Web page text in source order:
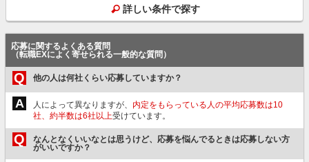
詳しい条件で探す
応募に関するよくある質問
（転職EXによく寄せられる一般的な質問）
Q 他の人は何社くらい応募していますか？
A 人によって異なりますが、 内定をもらっている人の平均応募数は10
社、約半数は6社以上受けています。
Q
なんとなくいいなとは思うけど、応募を悩んでるときは応募しない方
がいいですか？